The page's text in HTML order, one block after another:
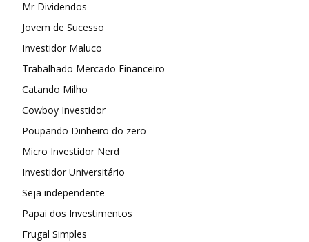
Mr Dividendos
Jovem de Sucesso
Investidor Maluco
Trabalhado Mercado Financeiro
Catando Milho
Cowboy Investidor
Poupando Dinheiro do zero
Micro Investidor Nerd
Investidor Universitário
Seja independente
Papai dos Investimentos
Frugal Simples